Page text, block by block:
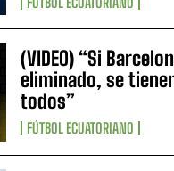
(VIDEO) “Si
eliminado, se
todos”
FÚTBOL ECUATORIANO